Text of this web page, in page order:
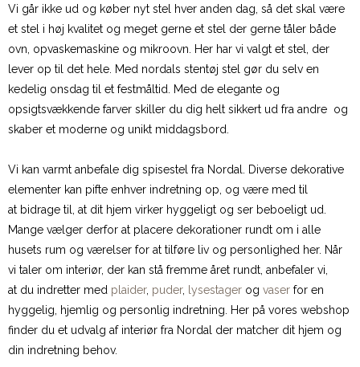
Vi går ikke ud og køber nyt stel hver anden dag, så det skal være
et stel i høj kvalitet og meget gerne et stel der gerne tåler både
ovn, opvaskemaskine og mikroovn. Her har vi valgt et stel, der
lever op til det hele. Med nordals stentøj stel gør du selv en
kedelig onsdag til et festmåltid. Med de elegante og
opsigtsvækkende farver skiller du dig helt sikkert ud fra andre og
skaber et moderne og unikt middagsbord.
Vi kan varmt anbefale dig spisestel fra Nordal. Diverse dekorative
elementer kan pifte enhver indretning op, og være med til
at bidrage til, at dit hjem virker hyggeligt og ser beboeligt ud.
Mange vælger derfor at placere dekorationer rundt om i alle
husets rum og værelser for at tilføre liv og personlighed her. Når
vi taler om interiør, der kan stå fremme året rundt, anbefaler vi,
at du indretter med plaider, puder, lysestager og vaser for en
hyggelig, hjemlig og personlig indretning. Her på vores webshop
finder du et udvalg af interiør fra Nordal der matcher dit hjem og
din indretning behov.